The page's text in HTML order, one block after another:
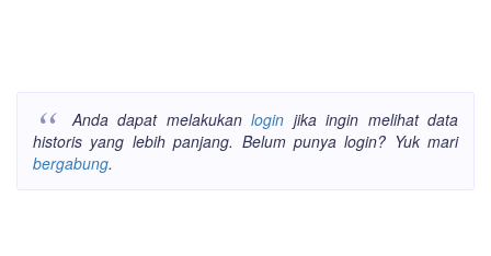
Anda dapat melakukanlogin jika ingin melihat data
historis yang lebih panjang. Belum punya login? Yuk mari
bergabung.